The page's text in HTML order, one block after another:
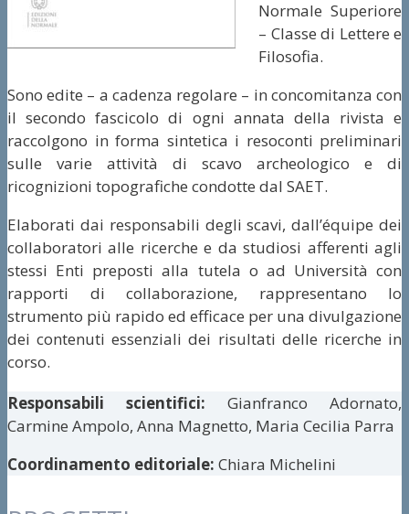
Normale Superiore
– Classe di Lettere e
Filosofia.
Sono edite – a cadenza regolare – in concomitanza con
il secondo fascicolo di ogni annata della rivista e
raccolgono in forma sintetica i resoconti preliminari
sulle varie attività di scavo archeologico e di
ricognizioni topografiche condotte dal SAET.
Elaborati dai responsabili degli scavi, dall’équipe dei
collaboratori alle ricerche e da studiosi afferenti agli
stessi Enti preposti alla tutela o ad Università con
rapporti di collaborazione, rappresentano lo
strumento più rapido ed efficace per una divulgazione
dei contenuti essenziali dei risultati delle ricerche in
corso.
Responsabili scientifici:
Gianfranco Adornato,
Carmine Ampolo, Anna Magnetto, Maria Cecilia Parra
Coordinamento editoriale: Chiara Michelini